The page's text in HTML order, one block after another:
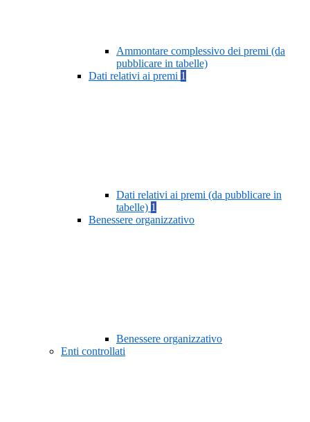
Ammontare complessivo dei premi (da
pubblicare in tabelle)
Dati relativi ai premi 1
Dati relativi ai premi (da pubblicare in
tabelle) 1
Benessere organizzativo
Benessere organizzativo
Enti controllati